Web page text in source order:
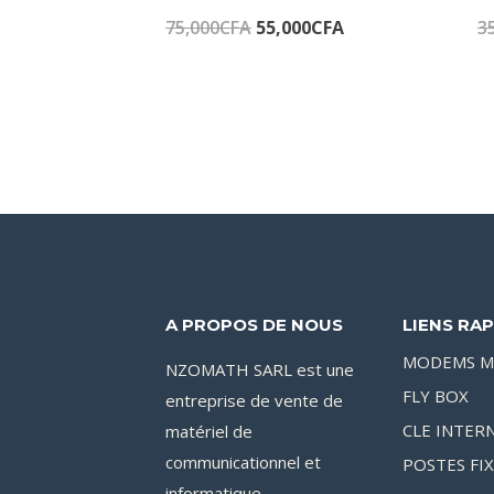
75,000CFA Le
55,000CFALe
A PROPOS DE NOUS
NZOMATH SARL est une
entreprise de vente de
matériel de
communicationnel et
LIENS
MODEMS
FLY BOX
CLE
POSTES